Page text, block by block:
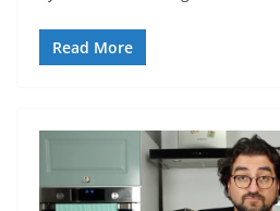
Read More